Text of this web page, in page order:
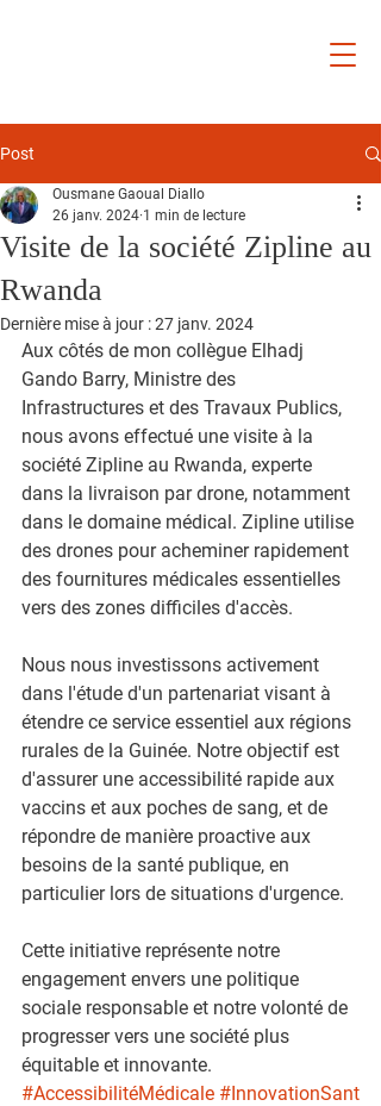
Post
Visite de la société Zipline au
Rwanda
Ousmane Gaoual Diallo
26 janv. 2024 1 min de lecture
Dernière mise à jour :27 janv. 2024
Aux côtés de mon collègue Elhadj
Gando Barry, Ministre des
Infrastructures et des Travaux Publics,
nous avons effectué une visite à la
société Zipline au Rwanda, experte
dans la livraison par drone, notamment
dans le domaine médical. Zipline utilise
des drones pour acheminer rapidement
des fournitures médicales essentielles
vers des zones difficiles d'accès.
Nous nous investissons activement
dans l'étude d'un partenariat visant à
étendre ce service essentiel aux régions
rurales de la Guinée. Notre objectif est
d'assurer une accessibilité rapide aux
vaccins et aux poches de sang, et de
répondre de manière proactive aux
besoins de la santé publique, en
particulier lors de situations d'urgence.
Cette initiative représente notre
engagement envers une politique
sociale responsable et notre volonté de
progresser vers une société plus
équitable et innovante.
#AccessibilitéMédicale #InnovationSant